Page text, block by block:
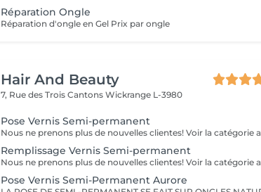
Réparation Ongle
Réparation d'ongle en Gel Prix par ongle
Hair And Beauty
7, Rue des Trois CantonsWickrange L-3980
Pose Vernis Semi-permanent
Remplissage Vernis Semi-permanent
Pose Vernis Semi-Permanent Aurore